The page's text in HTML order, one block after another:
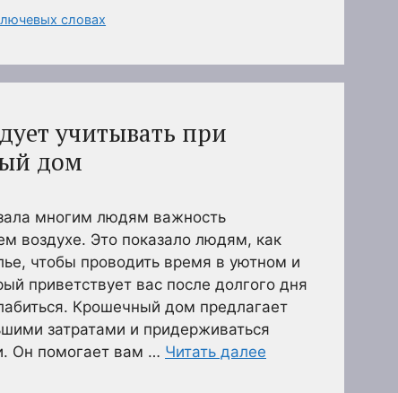
словах
учитывать при
дом
многим людям важность
воздухе. Это показало людям, как
чтобы проводить время в уютном и
приветствует вас после долгого дня
Крошечный дом предлагает
затратами и придерживаться
Он помогает вам … Читать далее